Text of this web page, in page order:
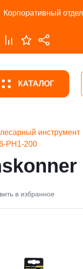
Корпоративный отдел
КАТАЛОГ
инструмент
PH1-200
в избранное